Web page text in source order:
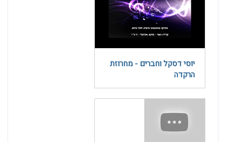
יוסי דסקל וחברים - מחרוזת
הרקדה